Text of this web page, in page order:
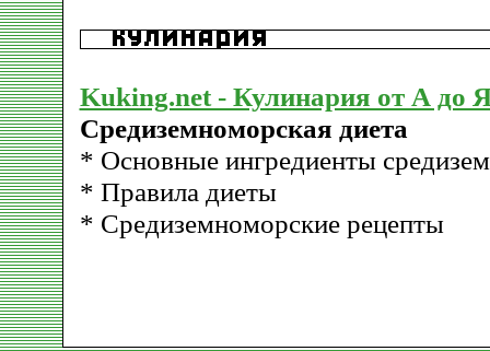
Kuking.net - Кулинария от А до
Средиземноморская диета
* Основные ингредиенты
* Правила диеты
* Средиземноморские рецепты